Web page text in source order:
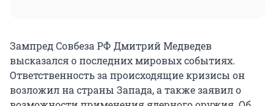
Зампред Совбеза РФ Дмитрий Медведев
высказался о последних мировых событиях.
Ответственность за происходящие кризисы он
возложил на страны Запада, а также заявил о